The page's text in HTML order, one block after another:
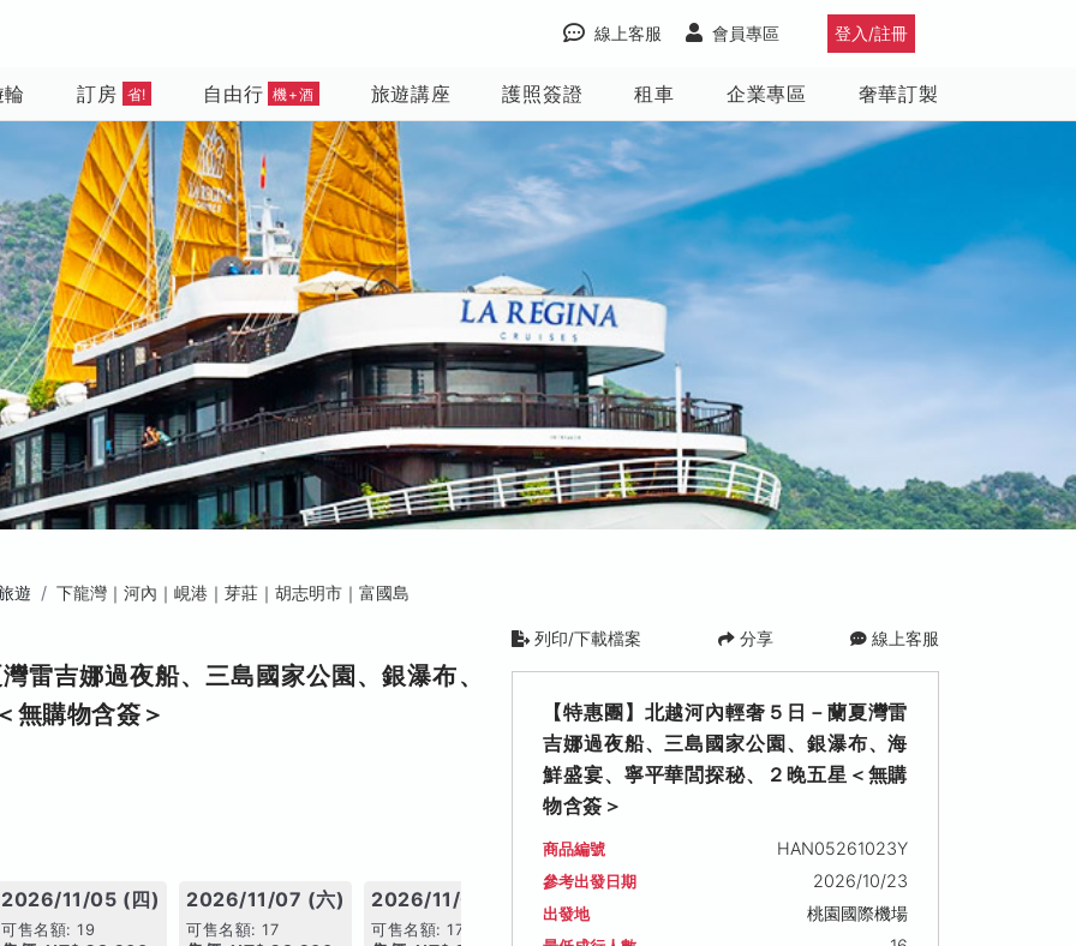
登入/註冊
會員專區
線上客服
訂房 省! 自由行 機+酒 旅遊講座 護照簽證 租車 企業專區 奢華訂製
遊 下龍灣｜河內｜峴港｜芽莊｜胡志明市｜富國島
雷吉娜過夜船、三島國家公園、銀瀑布、
無購物含簽＞
2026/11/05 (四)
可售名額: 19
2026/11/07 (六)
可售名額: 17
2026/11/09 (一)
可售名額: 17
2026/11/09 (一) 2026/11/12 (四)
列印/下載檔案 分享 線上客服
【特惠團】北越河內輕奢５日－蘭夏灣雷
吉娜過夜船、三島國家公園、銀瀑布、海
鮮盛宴、寧平華閭探秘、２晚五星＜無購
物含簽＞
商品編號 HAN05261023Y
參考出發日期 2026/10/23
出發地 桃園國際機場